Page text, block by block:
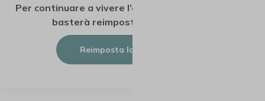
Per continuare a vivere l’esperienza MaxiCoffee, ti
basterà reimpostare la password.
Reimposta la password